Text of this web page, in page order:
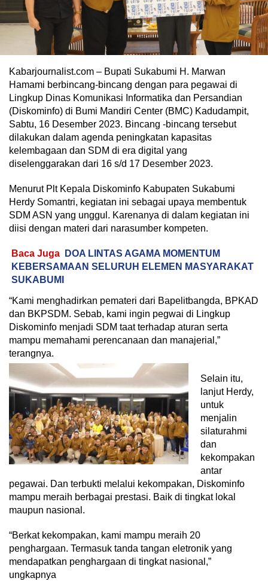
Kabarjournalist.com – Bupati Sukabumi H. Marwan
Hamami berbincang-bincang dengan para pegawai di
Lingkup Dinas Komunikasi Informatika dan Persandian
(Diskominfo) di Bumi Mandiri Center (BMC) Kadudampit,
Sabtu, 16 Desember 2023. Bincang -bincang tersebut
dilakukan dalam agenda peningkatan kapasitas
kelembagaan dan SDM di era digital yang
diselenggarakan dari 16 s/d 17 Desember 2023.
Menurut Plt Kepala Diskominfo Kabupaten Sukabumi
Herdy Somantri, kegiatan ini sebagai upaya membentuk
SDM ASN yang unggul. Karenanya di dalam kegiatan ini
diisi dengan materi dari narasumber kompeten.
Baca Juga
DOA LINTAS AGAMA MOMENTUM
KEBERSAMAAN SELURUH ELEMEN MASYARAKAT
SUKABUMI
“Kami menghadirkan pemateri dari Bapelitbangda, BPKAD
dan BKPSDM. Sebab, kami ingin pegwai di Lingkup
Diskominfo menjadi SDM taat terhadap aturan serta
mampu memahami perencanaan dan manajerial,”
terangnya.
Selain itu,
lanjut Herdy,
untuk
menjalin
silaturahmi
dan
kekompakan
antar
pegawai. Dan terbukti melalui kekompakan, Diskominfo
mampu meraih berbagai prestasi. Baik di tingkat lokal
maupun nasional.
“Berkat kekompakan, kami mampu meraih 20
penghargaan. Termasuk tanda tangan eletronik yang
mendapatkan penghargaan di tingkat nasional,”
ungkapnya